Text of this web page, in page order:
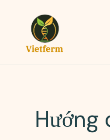
Hướng